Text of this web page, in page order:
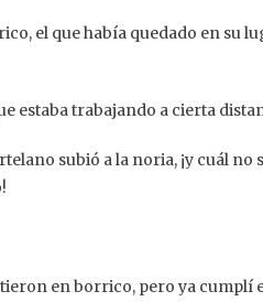
el que había quedado en su
estaba trabajando a cierta
subió a la noria, ¡y cuál no
en borrico, pero ya cumplí